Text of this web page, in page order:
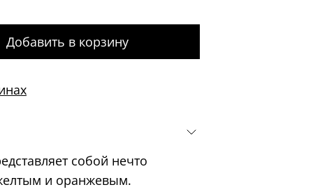
Добавить в корзину
собой нечто
и оранжевым.